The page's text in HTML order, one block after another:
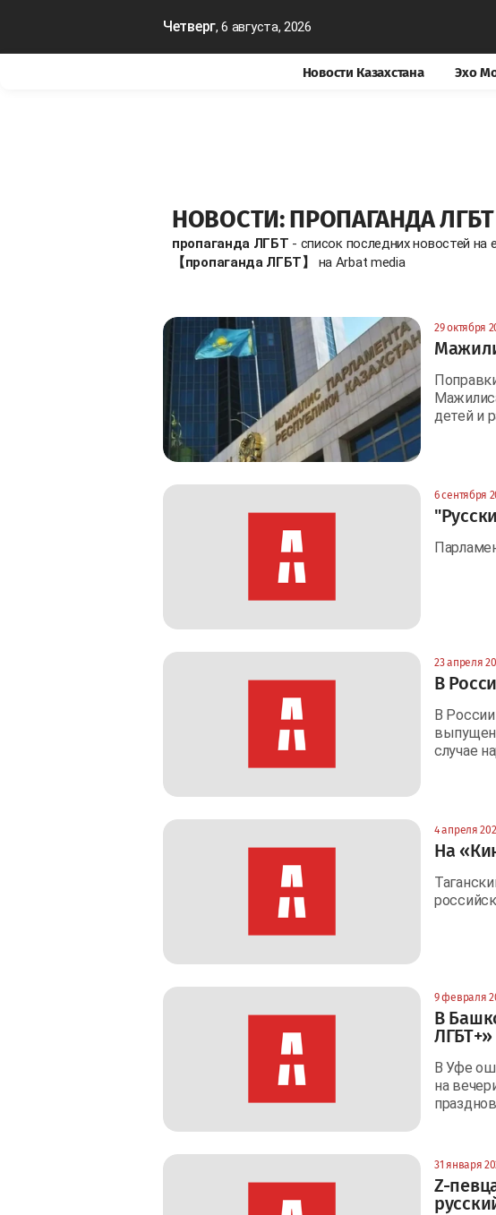
Четверг, 6 августа, 2026
Новости Казахстана Эхо
НОВОСТИ: ПРОПАГАНДА ЛГБТ
пропаганда ЛГБТ - список последних новостей
【пропаганда ЛГБТ】
на Arbat media
29 октября
детей и
6 сентября
23 апреля
В
В
случае
4 апреля
На
9 февраля
В
ЛГБТ+»
В Уфе
на
31 января
Z-